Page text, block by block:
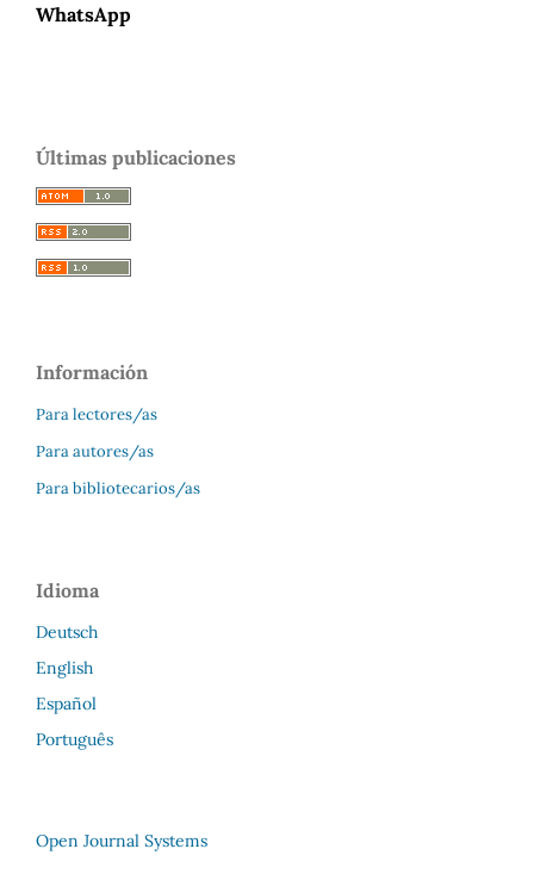
WhatsApp
Últimas publicaciones
Información
Para lectores/as
Para autores/as
Para bibliotecarios/as
Idioma
Deutsch
English
Español
Português
Open Journal Systems